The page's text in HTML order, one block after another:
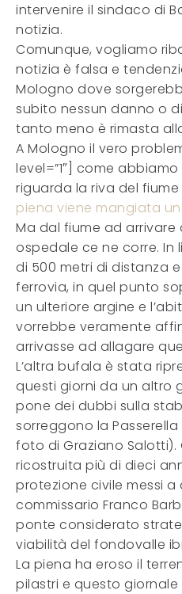
intervenire il sindaco di
notizia.
Comunque, vogliamo
notizia è falsa e
Mologno dove
subito nessun danno o
tanto meno è rimasta
A Mologno il vero
level=”1″] come
riguarda la riva del
piena viene mangiata
Ma dal fiume ad
ospedale ce ne corre. In
di 500 metri di distanza
ferrovia, in quel punto
un ulteriore argine e
vorrebbe veramente
arrivasse ad allagare
L’altra bufala è stata
questi giorni da un altro
pone dei dubbi sulla
sorreggono la
foto di Graziano Salotti).
ricostruita più di dieci
protezione civile messi a
commissario Franco
ponte considerato
viabilità del fondovalle
La piena ha eroso il
pilastri e questo